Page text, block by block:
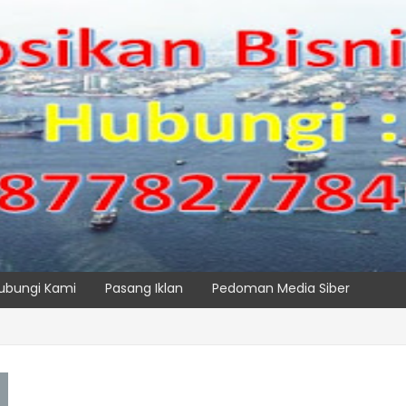
Kami Pasang Iklan Pedoman Media Siber